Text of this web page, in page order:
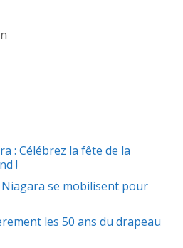
: Célébrez la fête de la
!
se mobilisent pour
les 50 ans du drapeau